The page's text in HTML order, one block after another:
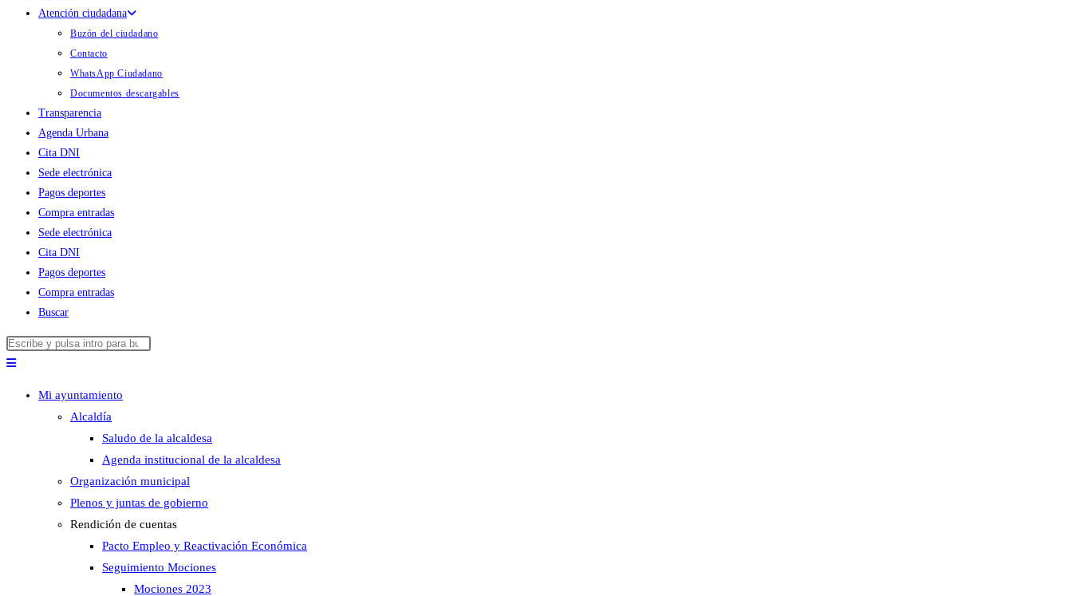
Atención ciudadana
Buzón del ciudadano
Contacto
WhatsApp Ciudadano
Documentos descargables
Transparencia
Agenda Urbana
Cita DNI
Sede electrónica
Pagos deportes
Compra entradas
Sede electrónica
Cita DNI
Pagos deportes
Compra entradas
Buscar
Buscar
en
panel
de
búsqueda.
Mi ayuntamiento
Alcaldía
Saludo de la alcaldesa
Agenda institucional de la alcaldesa
Organización municipal
Plenos y juntas de gobierno
Rendición de cuentas
Pacto Empleo y Reactivación Económica
Seguimiento Mociones
Mociones 2023